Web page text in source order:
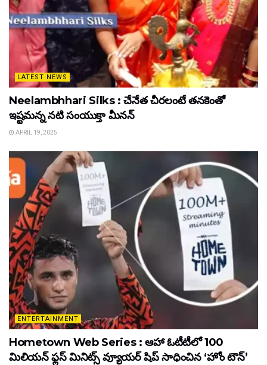
LATEST NEWS
Neelambhhari Silks : చేనేత చీరలంటే తనకెంతో
ఇష్టమన్న నటి సంయుక్తా మీనన్‌
APRIL 19, 2025
ENTERTAINMENT
Hometown Web Series : ఆహా ఓటీటీలో 100
మిలియన్ ఫ్లస్ మినిట్స్ వ్యూయర్ షిప్ సాధించిన ‘హోం టౌన్’